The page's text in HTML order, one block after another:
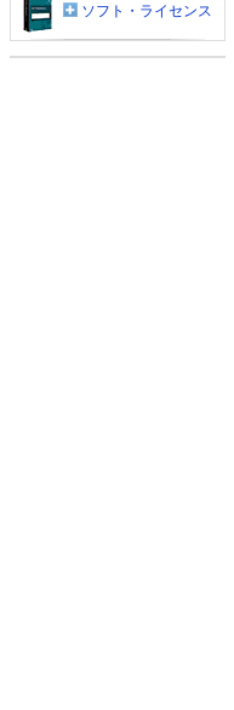
ソフト・ライセンス